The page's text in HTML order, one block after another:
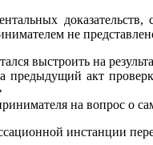
не
выстроить на
предыдущий акт
на вопрос о
инстанции